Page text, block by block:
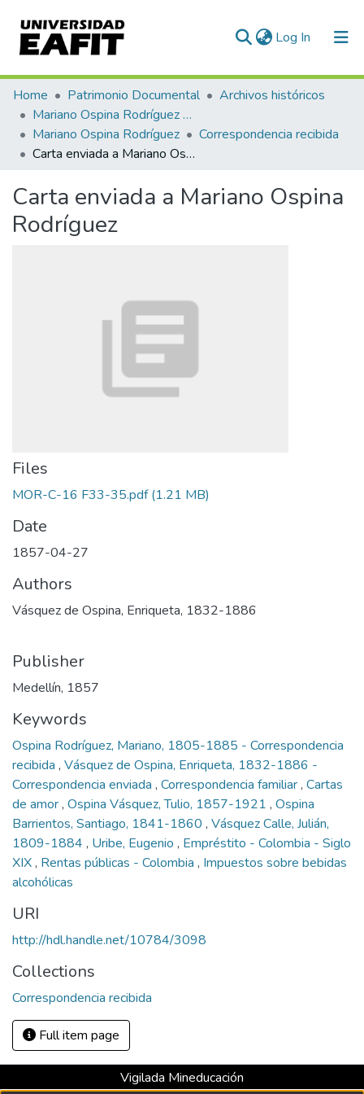
Log In (current)
Communities & Collections
All of DSpace
Statistics
Home Patrimonio Documental
Archivos históricos
Mariano Ospina Rodríguez (1826 -1912)
Mariano Ospina Rodríguez
Correspondencia recibida
Carta enviada a Mariano Ospina Rodríguez
Carta enviada a Mariano Ospina
Rodríguez
Files
MOR-C-16 F33-35.pdf(1.21 MB)
Date
1857-04-27
Authors
Vásquez de Ospina, Enriqueta, 1832-1886
Publisher
Medellín, 1857
Keywords
Ospina Rodríguez, Mariano, 1805-1885 - Correspondencia
recibida , Vásquez de Ospina, Enriqueta, 1832-1886 -
Correspondencia enviada , Correspondencia familiar, Cartas
de amor, Ospina Vásquez, Tulio, 1857-1921 , Ospina
Barrientos, Santiago, 1841-1860 , Vásquez Calle, Julián,
1809-1884 , Uribe, Eugenio , Empréstito - Colombia - Siglo
XIX, Rentas públicas - Colombia , Impuestos sobre bebidas
alcohólicas
URI
http://hdl.handle.net/10784/3098
Collections
Correspondencia recibida
Full item page
Vigilada Mineducación